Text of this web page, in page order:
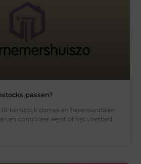
passen?
dames en herensandalen
en controleer eerst of het voetbed